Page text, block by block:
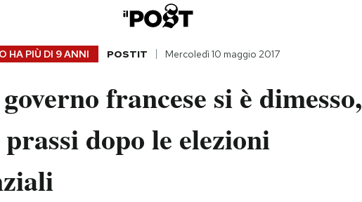
HA PIÙ DI 9 ANNI POSTIT Mercoledì 10 maggio 2017
francese si è dimesso,
dopo le elezioni